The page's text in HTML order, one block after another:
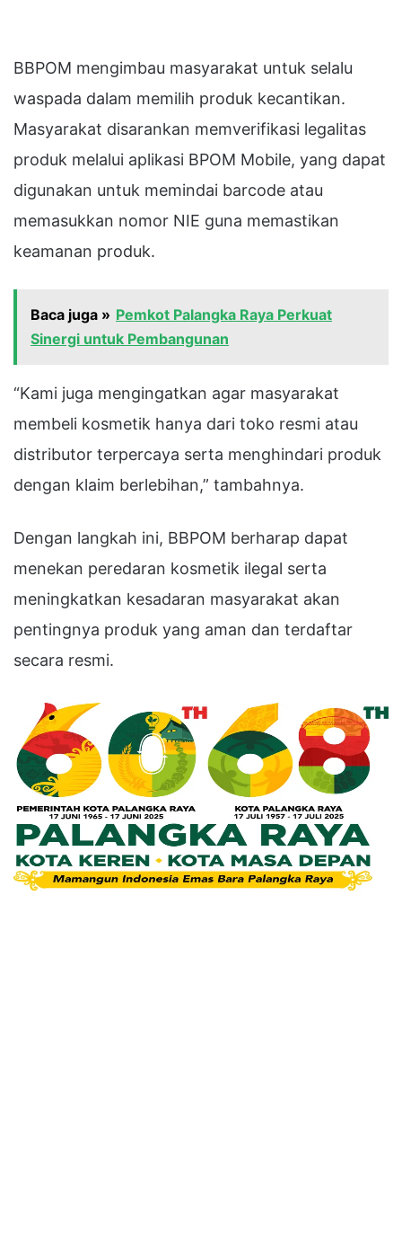
BBPOM mengimbau masyarakat untuk selalu
waspada dalam memilih produk kecantikan.
Masyarakat disarankan memverifikasi legalitas
produk melalui aplikasi BPOM Mobile, yang dapat
digunakan untuk memindai barcode atau
memasukkan nomor NIE guna memastikan
keamanan produk.
Baca juga » Pemkot Palangka Raya Perkuat
Sinergi untuk Pembangunan
“Kami juga mengingatkan agar masyarakat
membeli kosmetik hanya dari toko resmi atau
distributor terpercaya serta menghindari produk
dengan klaim berlebihan,” tambahnya.
Dengan langkah ini, BBPOM berharap dapat
menekan peredaran kosmetik ilegal serta
meningkatkan kesadaran masyarakat akan
pentingnya produk yang aman dan terdaftar
secara resmi.